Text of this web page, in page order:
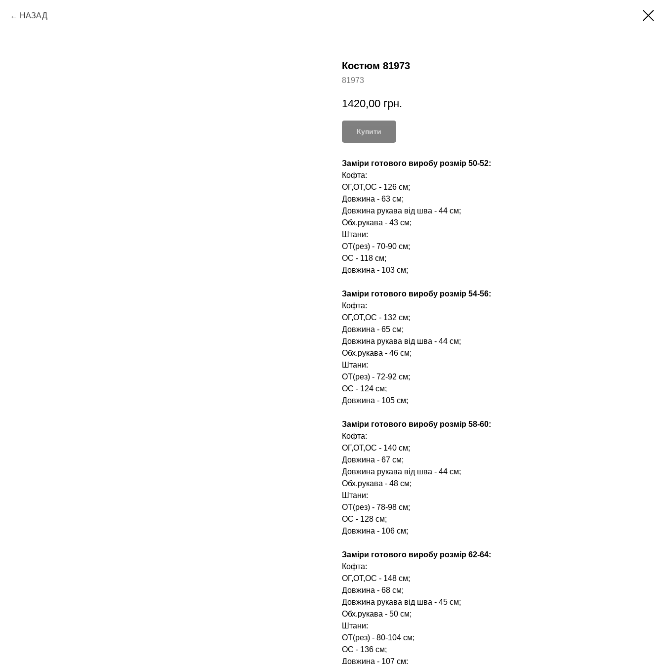
НАЗАД
Костюм 81973
81973
1420,00 грн.
Купити
Заміри готового виробу розмір 50-52:
Кофта:
ОГ,ОТ,ОС - 126 см;
Довжина - 63 см;
Довжина рукава від шва - 44 см;
Обх.рукава - 43 см;
Штани:
ОТ(рез) - 70-90 см;
ОС - 118 см;
Довжина - 103 см;
Заміри готового виробу розмір 54-56:
Кофта:
ОГ,ОТ,ОС - 132 см;
Довжина - 65 см;
Довжина рукава від шва - 44 см;
Обх.рукава - 46 см;
Штани:
ОТ(рез) - 72-92 см;
ОС - 124 см;
Довжина - 105 см;
Заміри готового виробу розмір 58-60:
Кофта:
ОГ,ОТ,ОС - 140 см;
Довжина - 67 см;
Довжина рукава від шва - 44 см;
Обх.рукава - 48 см;
Штани:
ОТ(рез) - 78-98 см;
ОС - 128 см;
Довжина - 106 см;
Заміри готового виробу розмір 62-64:
Кофта:
ОГ,ОТ,ОС - 148 см;
Довжина - 68 см;
Довжина рукава від шва - 45 см;
Обх.рукава - 50 см;
Штани:
ОТ(рез) - 80-104 см;
ОС - 136 см;
Довжина - 107 см;